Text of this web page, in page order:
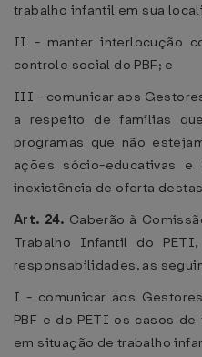
trabalho infantil em sua
II - manter interlocução
controle social do PBF; e
III - comunicar aos
a respeito de famílias
programas que não
ações sócio-educativas
inexistência de oferta
Art. 24. Caberão à
Trabalho Infantil do
responsabilidades, as
I - comunicar aos
PBF e do PETI os casos
em situação de trabalho